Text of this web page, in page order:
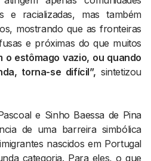
e racializadas, mas também
mostrando que as fronteiras
e próximas do que muitos
o estômago vazio, ou quando
torna-se difícil”, sintetizou
e Sinho Baessa de Pina
de uma barreira simbólica
nascidos em Portugal
categoria. Para eles, o que